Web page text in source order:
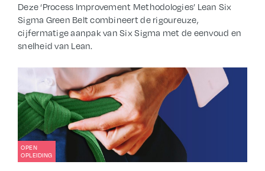
Deze ‘Process Improvement Methodologies’ Lean Six
Sigma Green Belt combineert de rigoureuze,
cijfermatige aanpak van Six Sigma met de eenvoud en
snelheid van Lean.
OPEN
OPLEIDING